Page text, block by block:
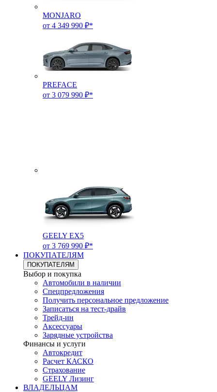
MONJARO
от 4 349 990 ₽*
PREFACE
от 3 079 990 ₽*
GEELY EX5
от 3 769 990 ₽*
ПОКУПАТЕЛЯМ
ПОКУПАТЕЛЯМ
Выбор и покупка
Автомобили в наличии
Спецпредложения
Получить персональное предложение
Записаться на тест-драйв
Трейд-ин
Аксессуары
Зарядные устройства
Финансы и услуги
Автокредит
Расчет КАСКО
Страхование
GEELY Лизинг
ВЛАДЕЛЬЦАМ